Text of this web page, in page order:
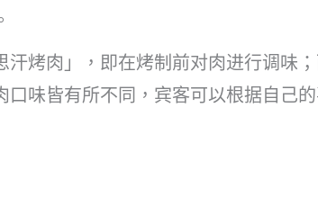
烤肉」，即在烤制前对肉进行调味
味皆有所不同，宾客可以根据自己